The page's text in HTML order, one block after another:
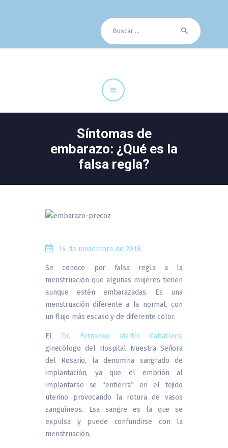
Buscar:
Síntomas de
embarazo: ¿Qué es la
falsa regla?
Cuadro Médico
Especialidades
14 de noviembre de 2018
Se conoce por falsa regla a la
menstruación que algunas mujeres tienen
aunque estén embarazadas. Es una
menstruación diferente a la normal, con
un flujo más escaso y de diferente color.
El Dr. Fernando Martín Caballero,
ginecólogo del Hospital Nuestra Señora
del Rosario, la denomina sangrado de
implantación, ya que el embrión al
implantarse se “entierra” en el tejido
uterino provocando la rotura de vasos
sanguíneos. Esa sangre es la que se
expulsa y puede confundirse con la
menstruación.